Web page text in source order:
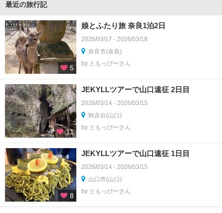
最近の旅行記
5
娘とふたり旅 奈良1泊2日
2026/03/17 - 2026/03/18
奈良市(奈良)
by ともっぴーさん
11
JEKYLLツアーで山口遠征 2日目
2026/03/14 - 2026/03/15
秋吉台(山口)
by ともっぴーさん
8
JEKYLLツアーで山口遠征 1日目
2026/03/14 - 2026/03/15
山口市(山口)
by ともっぴーさん